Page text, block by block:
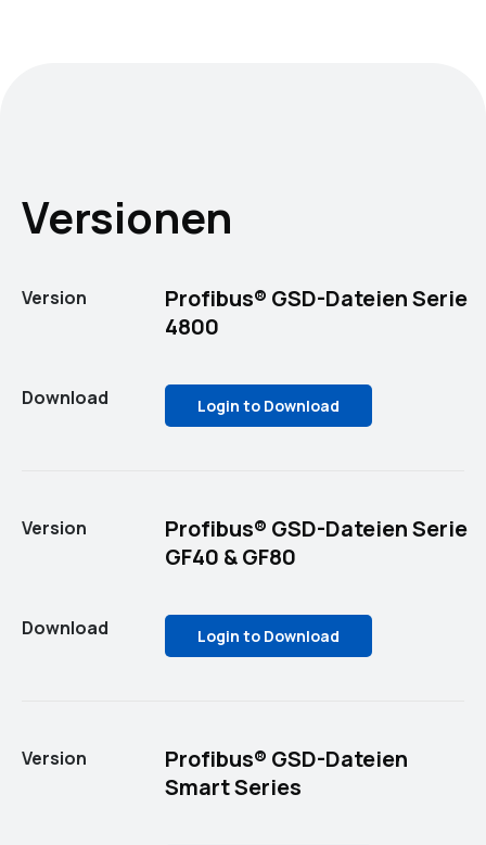
Versionen
Version
Profibus® GSD-Dateien Serie
4800
Download Login to Download
Version
Profibus® GSD-Dateien Serie
GF40 & GF80
Download Login to Download
Version
Profibus® GSD-Dateien
Smart Series